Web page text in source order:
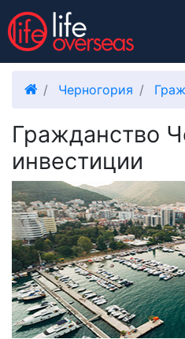
Черногория
Гражданство
инвестиции